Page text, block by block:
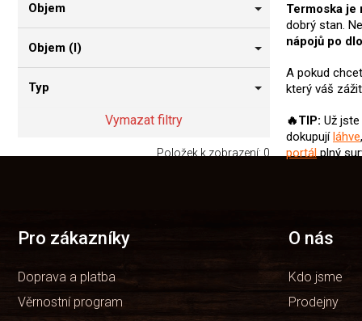
Objem
Objem (l)
Typ
Vymazat filtry
Položek k zobrazení:0
Termoska je
dobrý stan.
nápojů po
A pokud
který váš
🔥TIP: Už
dokupují láhve,
portálplný
Pro zákazníky
Doprava a platba
Věrnostní program
O nás
Kdo jsme
Prodejny